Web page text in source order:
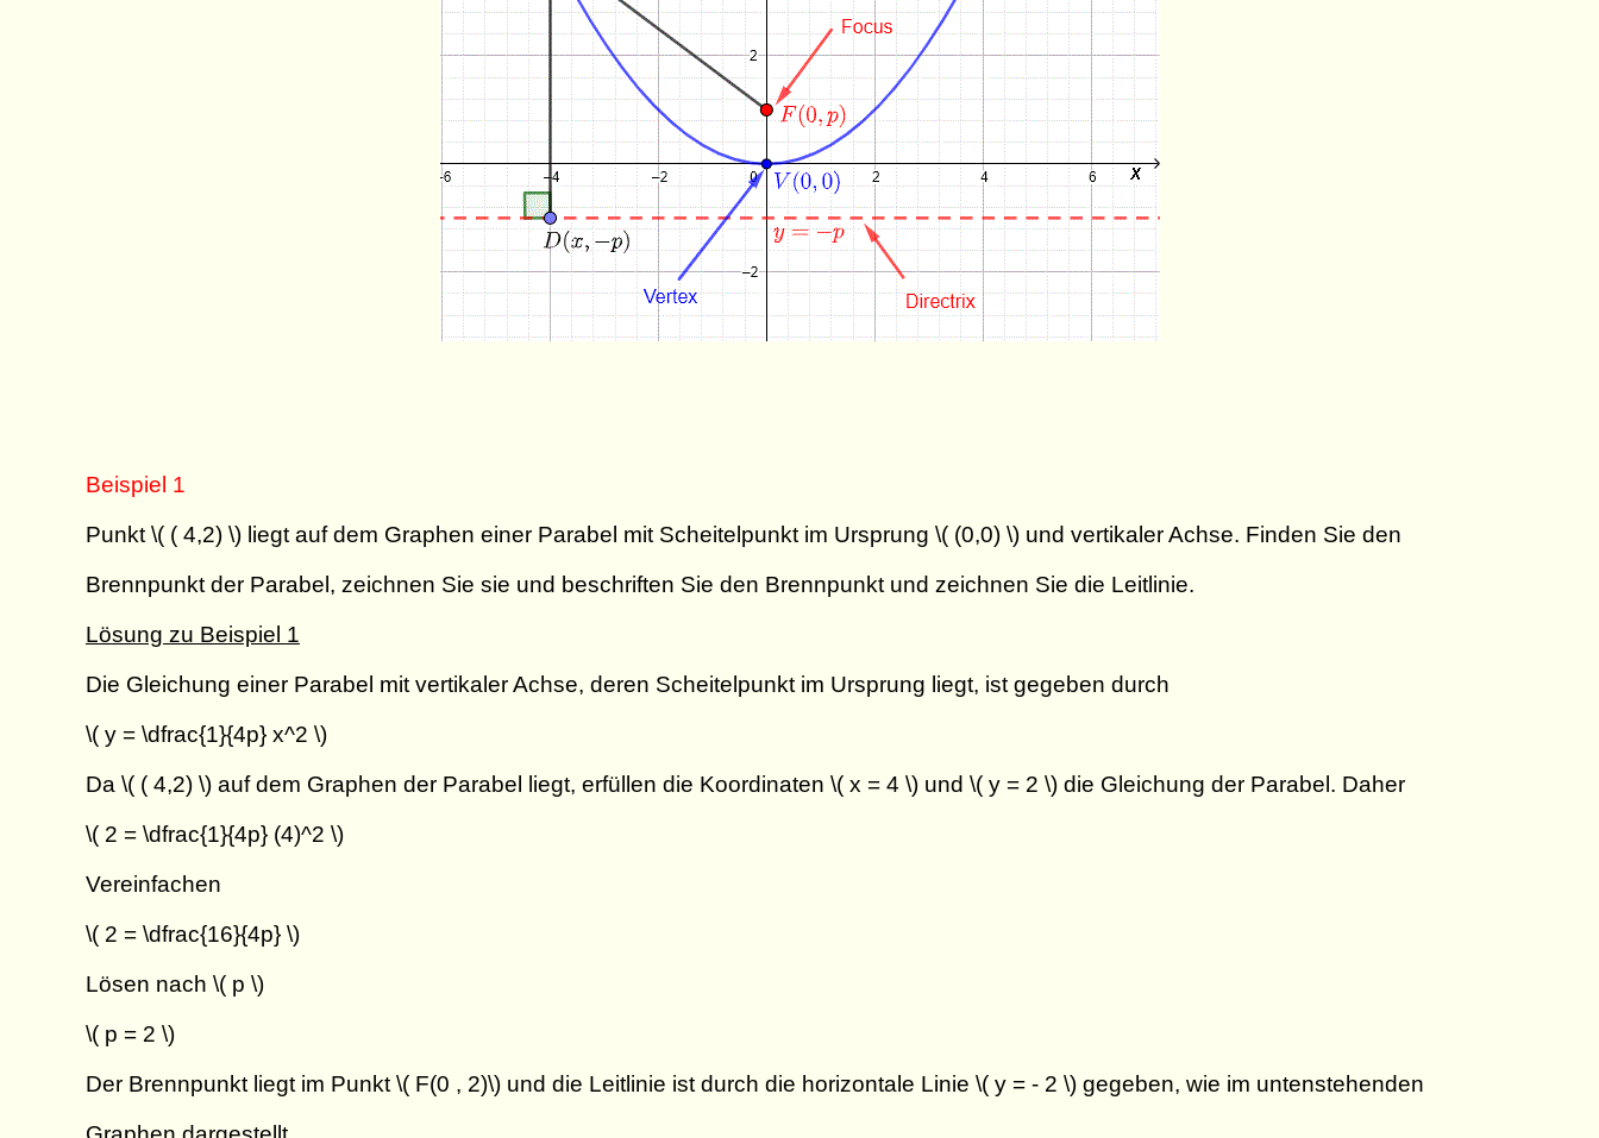
Beispiel 1
Punkt \( ( 4,2) \) liegt auf dem Graphen einer Parabel mit Scheitelpunkt im Ursprung \( (0,0) \) und vertikaler Achse. Finden Sie den
Brennpunkt der Parabel, zeichnen Sie sie und beschriften Sie den Brennpunkt und zeichnen Sie die Leitlinie.
Lösung zu Beispiel 1
Die Gleichung einer Parabel mit vertikaler Achse, deren Scheitelpunkt im Ursprung liegt, ist gegeben durch
\( y = \dfrac{1}{4p} x^2 \)
Da \( ( 4,2) \) auf dem Graphen der Parabel liegt, erfüllen die Koordinaten \( x = 4 \) und \( y = 2 \) die Gleichung der Parabel. Daher
\( 2 = \dfrac{1}{4p} (4)^2 \)
Vereinfachen
\( 2 = \dfrac{16}{4p} \)
Lösen nach \( p \)
\( p = 2 \)
Der Brennpunkt liegt im Punkt \( F(0 , 2)\) und die Leitlinie ist durch die horizontale Linie \( y = - 2 \) gegeben, wie im untenstehenden